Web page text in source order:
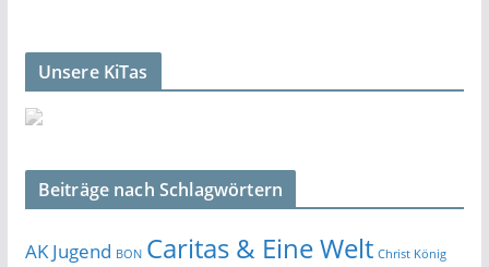
Unsere KiTas
Beiträge nach Schlagwörtern
AK Jugend BON Caritas & Eine Welt Christ König